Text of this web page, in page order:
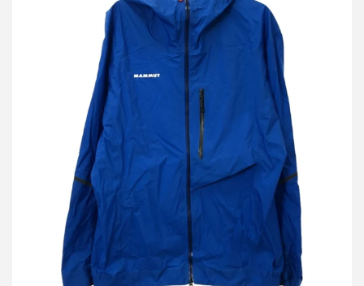
マムート Nordwand Light HS Hooded Jacket フーデッドジャケッ
詳しく見る